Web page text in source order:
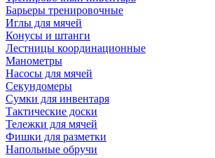
Барьеры тренировочные
Иглы для мячей
Конусы и штанги
Лестницы координационные
Манометры
Насосы для мячей
Секундомеры
Сумки для инвентаря
Тактические доски
Тележки для мячей
Фишки для разметки
Напольные обручи